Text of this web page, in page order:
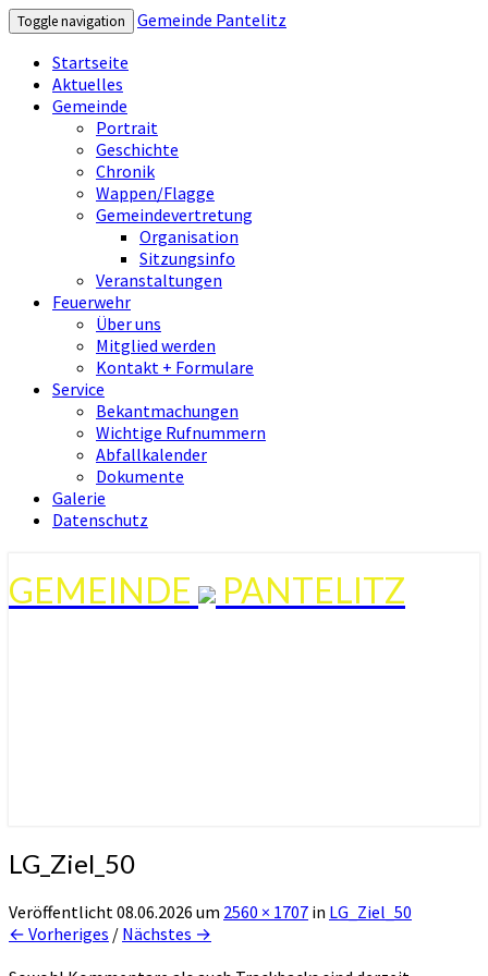
Toggle navigation
Gemeinde Pantelitz
Startseite
Aktuelles
Gemeinde
Portrait
Geschichte
Chronik
Wappen/Flagge
Gemeindevertretung
Organisation
Sitzungsinfo
Veranstaltungen
Feuerwehr
Über uns
Mitglied werden
Kontakt + Formulare
Service
Bekantmachungen
Wichtige Rufnummern
Abfallkalender
Dokumente
Galerie
Datenschutz
GEMEINDE PANTELITZ
LG_Ziel_50
Veröffentlicht08.06.2026 um 2560 × 1707 in LG_Ziel_50
← Vorheriges / Nächstes →